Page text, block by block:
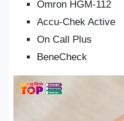
Omron HGM-112
Accu-Chek Active
On Call Plus
BeneCheck